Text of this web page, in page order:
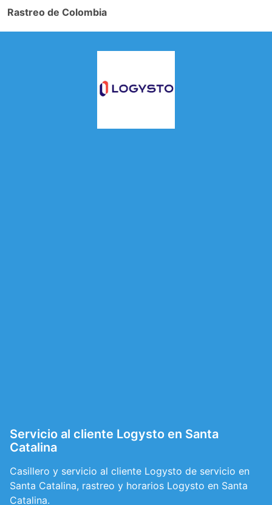
Rastreo de Colombia
Servicio al cliente Logysto en Santa
Catalina
Casillero y servicio al cliente Logysto de servicio en
Santa Catalina, rastreo y horarios Logysto en Santa
Catalina.